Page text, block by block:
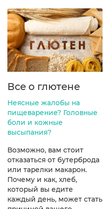
Все о глютене
Неясные жалобы на
пищеварение? Головные
боли и кожные
высыпания?
Возможно, вам стоит
отказаться от бутерброда
или тарелки макарон.
Почему и как, хлеб,
который вы едите
каждый день, может стать